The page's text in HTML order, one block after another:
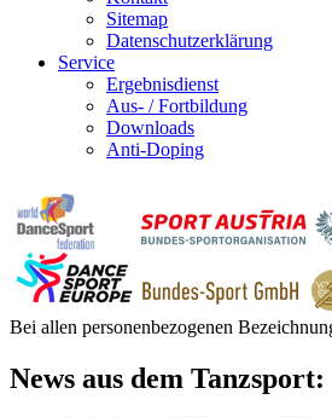
Sitemap
Datenschutzerklärung
Service
Ergebnisdienst
Aus- / Fortbildung
Downloads
Anti-Doping
Bei allen personenbezogenen
News aus dem Tanzsport: